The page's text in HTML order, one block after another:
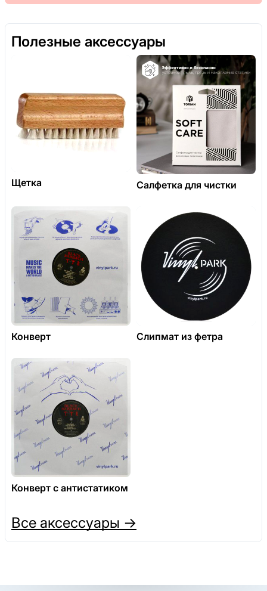
Полезные аксессуары
Щетка Салфетка для чистки
Конверт Слипмат из фетра
Конверт с антистатиком
Все аксессуары →